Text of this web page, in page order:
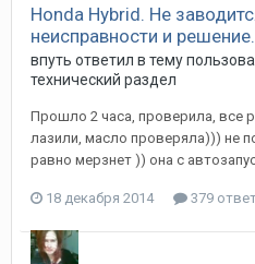
Honda Hybrid. Не
неисправности и решение.
впуть ответил в тему
технический раздел
Прошло 2 часа, проверила, все
лазили, масло проверяла))) не
равно мерзнет )) она с
18 декабря 2014 379